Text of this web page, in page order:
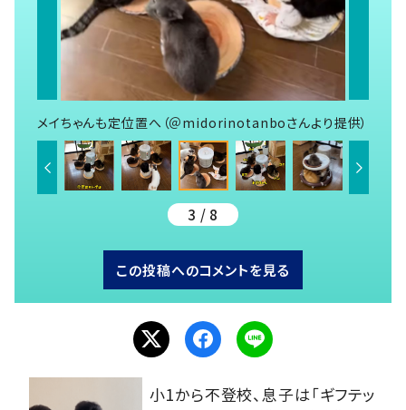
メイちゃんも定位置へ（＠midorinotanboさんより提供）
3 / 8
この投稿へのコメントを見る
小1から不登校、息子は「ギフテッ